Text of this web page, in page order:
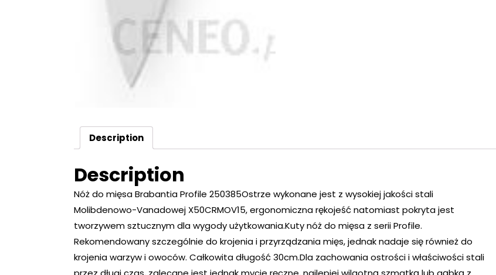
Description
Description
Nóż do mięsa Brabantia Profile 250385Ostrze wykonane jest z wysokiej jakości stali
Molibdenowo-Vanadowej X50CRMOV15, ergonomiczna rękojeść natomiast pokryta jest
tworzywem sztucznym dla wygody użytkowania.Kuty nóż do mięsa z serii Profile.
Rekomendowany szczególnie do krojenia i przyrządzania mięs, jednak nadaje się również do
krojenia warzyw i owoców. Całkowita długość 30cm.Dla zachowania ostrości i właściwości stali